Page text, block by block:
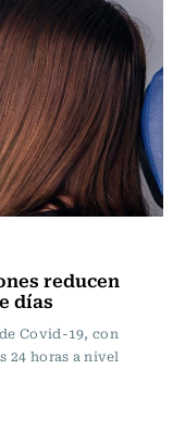
reducen
días
Covid-19, con
24 horas a nivel